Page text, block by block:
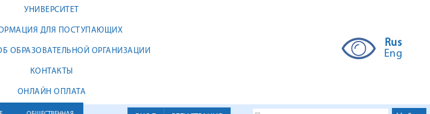
УНИВЕРСИТЕТ
ДЛЯ ПОСТУПАЮЩИХ
ОБРАЗОВАТЕЛЬНОЙ ОРГАНИЗАЦИИ
КОНТАКТЫ
ОНЛАЙН ОПЛАТА
Rus
Eng